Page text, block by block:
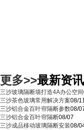
更多>>最新资讯
三沙玻璃隔断墙打造4A办公空间
三沙茶色玻璃常用解决方案08/
三沙铝合金百叶帘隔断参数08/
三沙铝合金百叶帘隔断08/07
三沙成品移动玻璃隔断安装08/